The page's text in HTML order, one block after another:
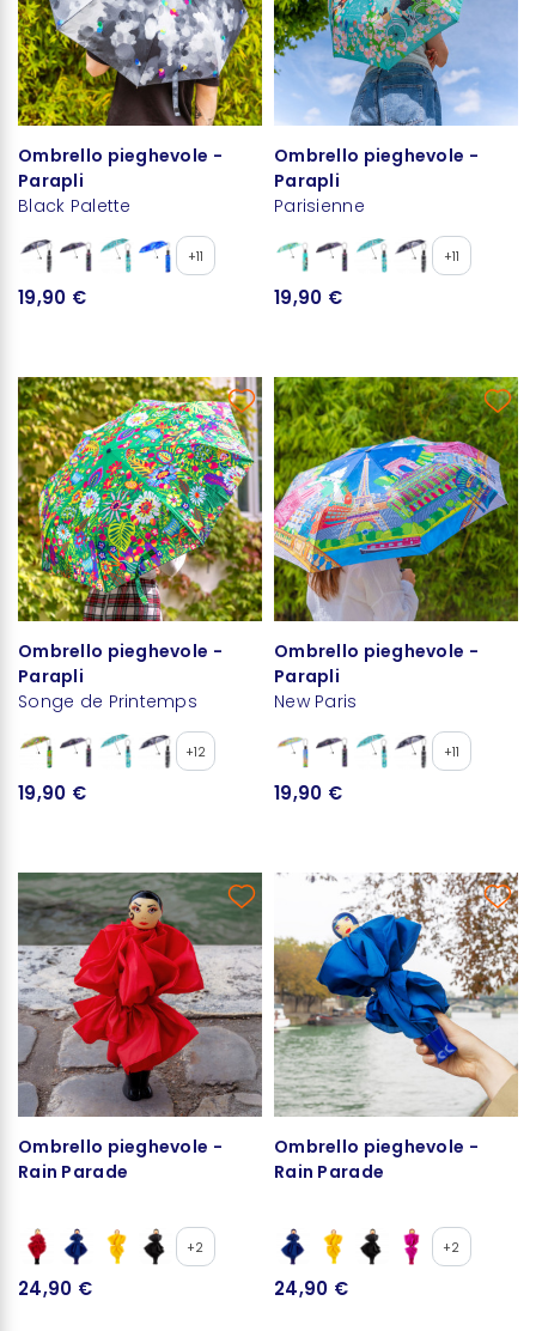
Ombrello pieghevole -
Parapli
Black Palette
+11
19,90 €
Ombrello pieghevole -
Parapli
Parisienne
+11
19,90 €
Ombrello pieghevole -
Parapli
Songe de Printemps
+12
19,90 €
Ombrello pieghevole -
Parapli
New Paris
+11
19,90 €
Ombrello pieghevole -
Rain Parade
+2
24,90 €
Ombrello pieghevole -
Rain Parade
+2
24,90 €